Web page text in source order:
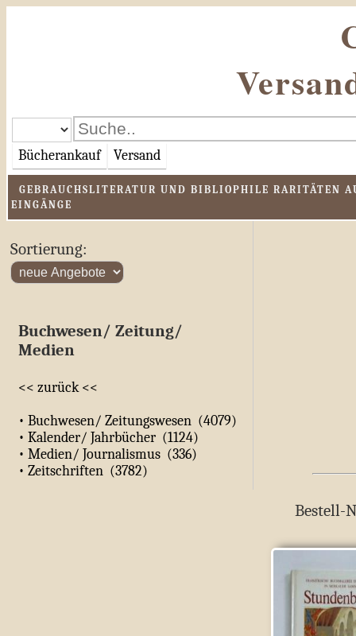
Bücherankauf Versand
GEBRAUCHSLITERATUR UND BIBLIOPHILE RARITÄTEN
EINGÄNGE
Sortierung:
Buchwesen/ Zeitung/
Medien
<< zurück <<
• Buchwesen/ Zeitungswesen (4079)
• Kalender/ Jahrbücher (1124)
• Medien/ Journalismus (336)
• Zeitschriften (3782)
Bestell-